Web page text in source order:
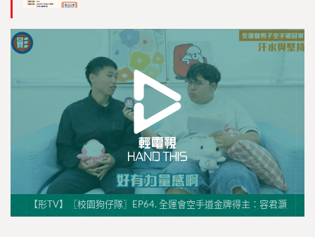
【形TV】〖校園狗仔隊〗EP64. 全運會空手道金牌得主：容君灝